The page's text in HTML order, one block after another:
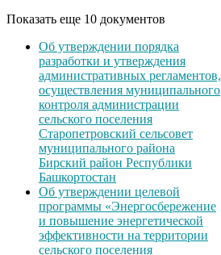
Показать еще 10 документов
Об утверждении порядка
разработки и утверждения
административных регламентов,
осуществления муниципального
контроля администрации
сельского поселения
Старопетровский сельсовет
муниципального района
Бирский район Республики
Башкортостан
Об утверждении целевой
программы «Энергосбережение
и повышение энергетической
эффективности на территории
сельского поселения